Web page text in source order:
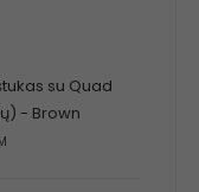
su Quad
- Brown